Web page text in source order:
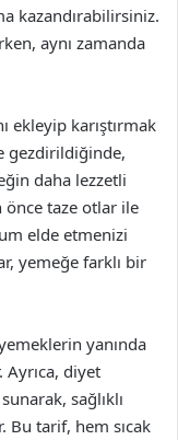
kazandırabilirsiniz.
aynı zamanda
ekleyip karıştırmak
gezdirildiğinde,
daha lezzetli
önce taze otlar ile
elde etmenizi
yemeğe farklı bir
yanında
diyet
sağlıklı
Bu tarif, hem sıcak